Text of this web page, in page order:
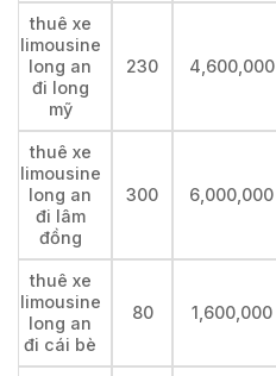
thuê xe
limousine
long an
đi long
mỹ
230 4,600,000
thuê xe
limousine
long an
đi lâm
đồng
300 6,000,000
thuê xe
limousine
long an
đi cái bè
80 1,600,000